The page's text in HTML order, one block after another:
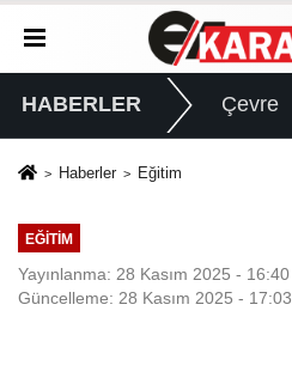
HABERLER Çevre
Haberler Eğitim
EĞITIM
Yayınlanma: 28 Kasım 2025 - 16:40
Güncelleme: 28 Kasım 2025 - 17:03